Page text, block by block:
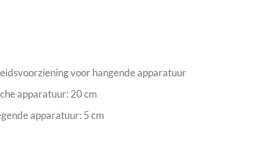
voor hangende apparatuur
apparatuur: 20 cm
apparatuur: 5 cm